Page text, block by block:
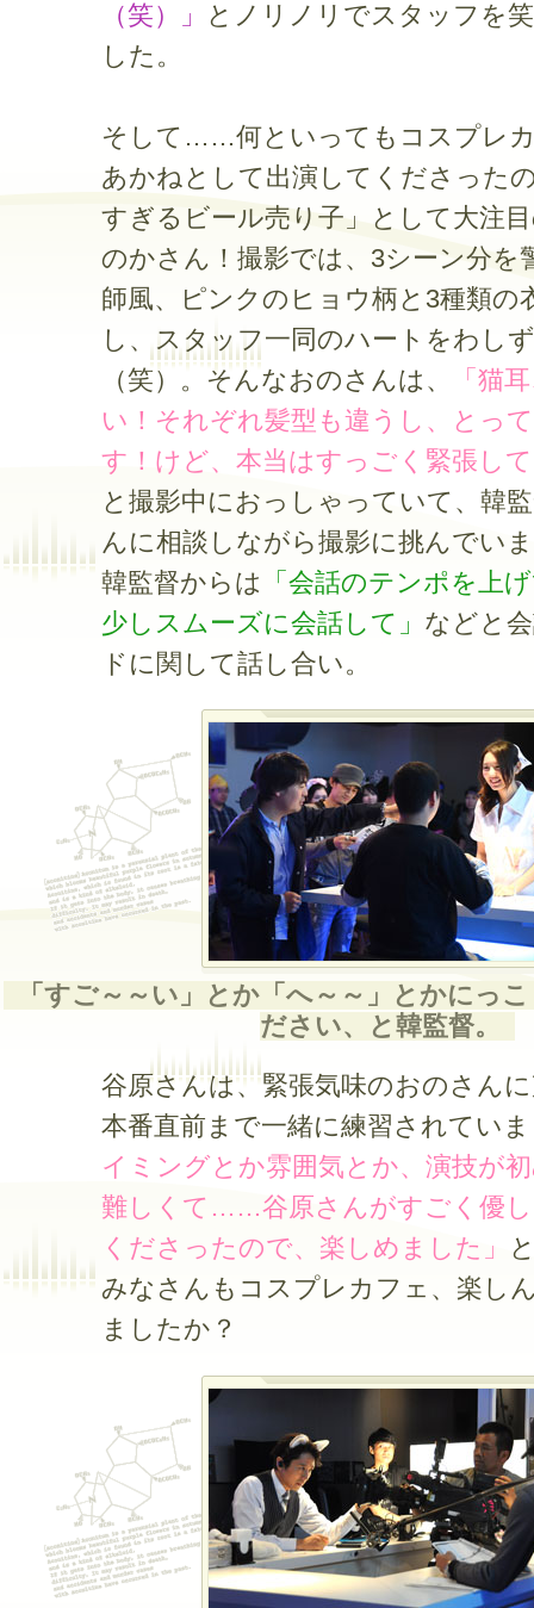
（笑）」
とノリノリでスタッフを
した。
そして……何といってもコスプレ
あかねとして出演してくださった
すぎるビール売り子」として大注
のかさん！撮影では、3シーン分を
師風、ピンクのヒョウ柄と3種類の
し、スタッフ一同のハートをわし
（笑）。そんなおのさんは、
「猫
い！それぞれ髪型も違うし、とっ
す！けど、本当はすっごく緊張し
と撮影中におっしゃっていて、韓
んに相談しながら撮影に挑んでい
韓監督からは
「会話のテンポを上
少しスムーズに会話して」 などと
ドに関して話し合い。
「すご～～い」とか「へ～～」とかにっ
ださい、と韓監督。
谷原さんは、緊張気味のおのさん
本番直前まで一緒に練習されてい
イミングとか雰囲気とか、演技が
難しくて……谷原さんがすごく優
くださったので、楽しめました」
みなさんもコスプレカフェ、楽し
ましたか？